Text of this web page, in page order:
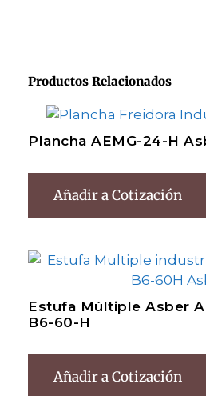
Productos Relacionados
Plancha AEMG-24-H
Añadir a Cotización
Estufa Múltiple Asber
B6-60-H
Añadir a Cotización